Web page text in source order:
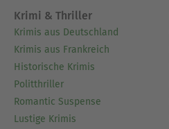
Krimi & Thriller
Krimis aus Deutschland
Krimis aus Frankreich
Historische Krimis
Politthriller
Romantic Suspense
Lustige Krimis